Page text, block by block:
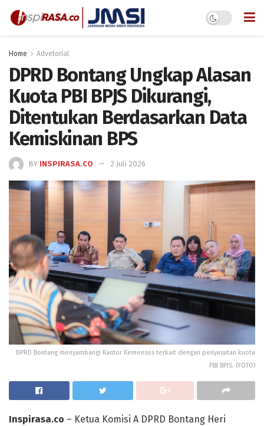
Home Advetorial
DPRD Bontang Ungkap Alasan
Kuota PBI BPJS Dikurangi,
Ditentukan Berdasarkan Data
Kemiskinan BPS
BY INSPIRASA.CO 2 Juli 2026
DPRD Bontang menyambangi Kantor Kemensos terkait dengan penyusutan kuota
PBI BPJS. (FOTO)
Inspirasa.co – Ketua Komisi A DPRD Bontang Heri